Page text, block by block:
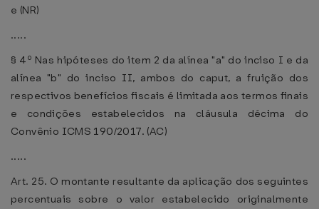
e (NR)
.....
§ 4º Nas hipóteses do item 2 da alínea "a" do inciso I e da
alínea "b" do inciso II, ambos do caput, a fruição dos
respectivos benefícios fiscais é limitada aos termos finais
e condições estabelecidos na cláusula décima do
Convênio ICMS 190/2017. (AC)
.....
Art. 25. O montante resultante da aplicação dos seguintes
percentuais sobre o valor estabelecido originalmente